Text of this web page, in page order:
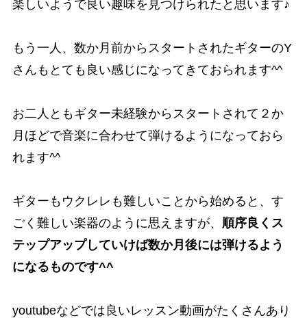
楽しいようで良い趣味を見つけられたと思います♪
もう一人、数か月前からスタートされたギターのY
さんもとても良い感じになってきておられます^^
お二人ともギター未経験からスタートされて２か
月ほどで音楽に合わせて弾けるようになっておら
れます^^
ギターもウクレレも難しいことから始めると、す
ごく難しい楽器のように思えますが、 順序良くス
テップアップしていけば数か月後には弾けるよう
になるものです^^
youtubeなどでは良いレッスン動画がたくさんあり